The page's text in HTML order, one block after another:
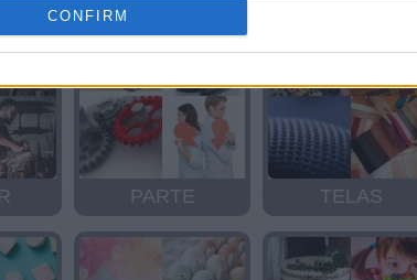
CONFIRM
PARTE TELAS